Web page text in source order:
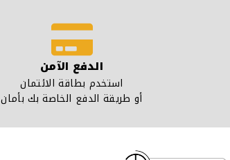
الدفع الآمن
استخدم بطاقة الائتمان
أو طريقة الدفع الخاصة بك بأمان